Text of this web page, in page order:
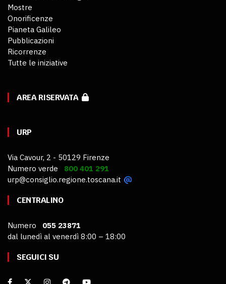
Mostre
Onorificenze
Pianeta Galileo
Pubblicazioni
Ricorrenze
Tutte le iniziative
AREA RISERVATA
URP
Via Cavour, 2 - 50129 Firenze
Numero verde 800 401 291
urp@consiglio.regione.toscana.it
CENTRALINO
Numero 055 23871
dal lunedì al venerdì 8:00 – 18:00
SEGUICI SU